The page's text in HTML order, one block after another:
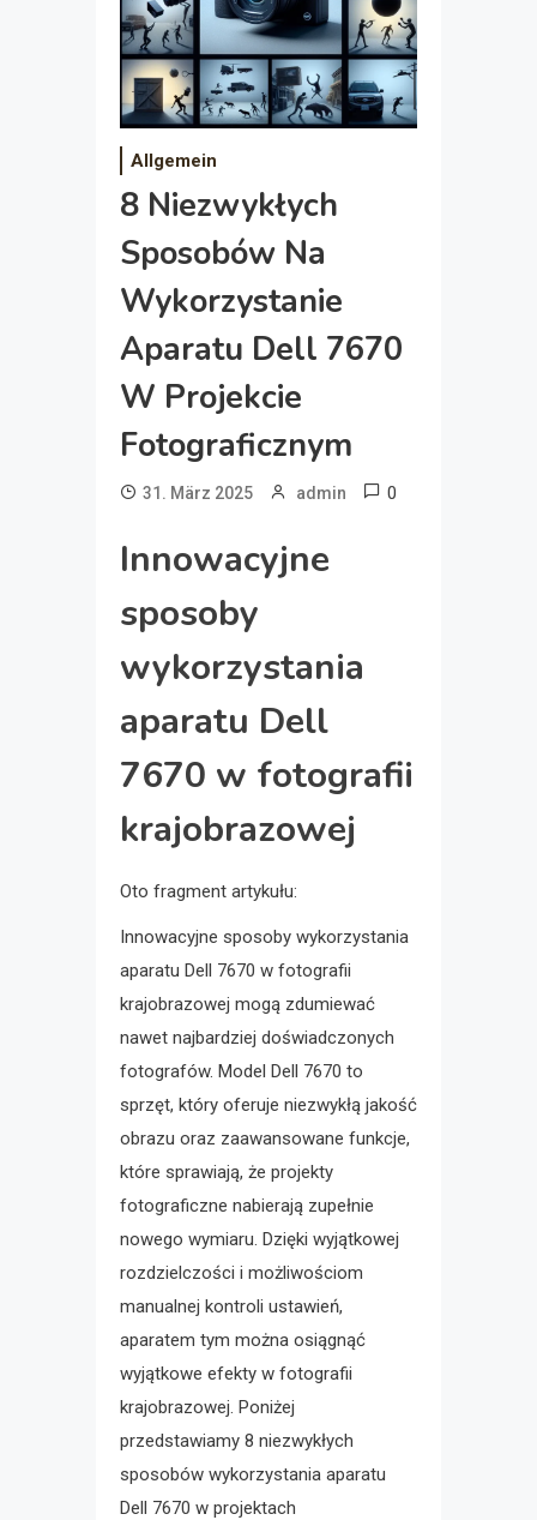
Allgemein
8 Niezwykłych
Sposobów Na
Wykorzystanie
Aparatu Dell 7670
W Projekcie
Fotograficznym
31. März 2025 admin 0
Innowacyjne
sposoby
wykorzystania
aparatu Dell
7670 w fotografii
krajobrazowej
Oto fragment artykułu:
Innowacyjne sposoby wykorzystania
aparatu Dell 7670 w fotografii
krajobrazowej mogą zdumiewać
nawet najbardziej doświadczonych
fotografów. Model Dell 7670 to
sprzęt, który oferuje niezwykłą jakość
obrazu oraz zaawansowane funkcje,
które sprawiają, że projekty
fotograficzne nabierają zupełnie
nowego wymiaru. Dzięki wyjątkowej
rozdzielczości i możliwościom
manualnej kontroli ustawień,
aparatem tym można osiągnąć
wyjątkowe efekty w fotografii
krajobrazowej. Poniżej
przedstawiamy 8 niezwykłych
sposobów wykorzystania aparatu
Dell 7670 w projektach